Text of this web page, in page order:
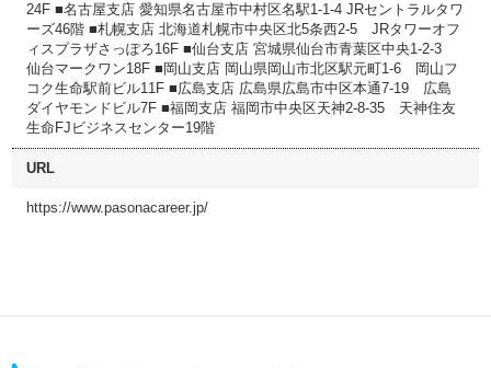
24F ■名古屋支店 愛知県名古屋市中村区名駅1-1-4 JRセントラルタワ
ーズ46階 ■札幌支店 北海道札幌市中央区北5条西2-5 JRタワーオフ
ィスプラザさっぽろ16F ■仙台支店 宮城県仙台市青葉区中央1-2-3
仙台マークワン18F ■岡山支店 岡山県岡山市北区駅元町1-6 岡山フ
コク生命駅前ビル11F ■広島支店 広島県広島市中区本通7-19 広島
ダイヤモンドビル7F ■福岡支店 福岡市中央区天神2-8-35 天神住友
生命FJビジネスセンター19階
URL
https://www.pasonacareer.jp/